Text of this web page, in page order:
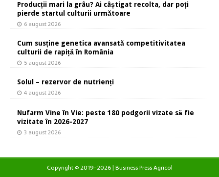
Producții mari la grâu? Ai câștigat recolta, dar poți
pierde startul culturii următoare
6 august 2026
Cum susține genetica avansată competitivitatea
culturii de rapiță în România
5 august 2026
Solul – rezervor de nutrienți
4 august 2026
Nufarm Vine în Vie: peste 180 podgorii vizate să fie
vizitate în 2026-2027
3 august 2026
Copyright © 2019-2026 | Business Press Agricol